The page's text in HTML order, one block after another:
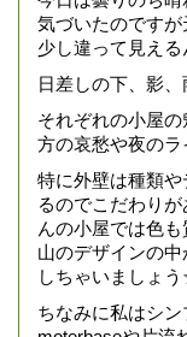
気づいたのです
少し違って見え
日差しの下、影
それぞれの小屋
方の哀愁や夜のラ
特に外壁は種類
るのでこだわり
んの小屋では色
山のデザインの
しちゃいましょ
ちなみに私はシ